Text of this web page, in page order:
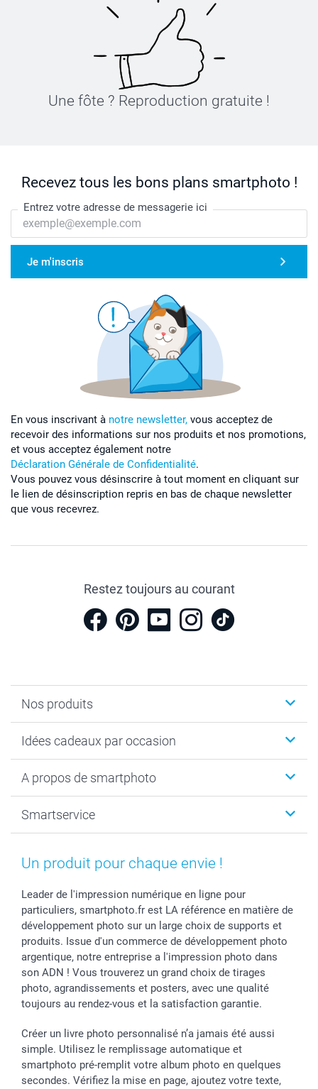
Une fôte ? Reproduction gratuite !
Recevez tous les bons plans smartphoto !
Entrez votre adresse de messagerie ici
Je m'inscris
En vous inscrivant à notre newsletter, vous acceptez de
recevoir des informations sur nos produits et nos promotions,
et vous acceptez également notre
Déclaration Générale de Confidentialité.
Vous pouvez vous désinscrire à tout moment en cliquant sur
le lien de désinscription repris en bas de chaque newsletter
que vous recevrez.
Restez toujours au courant
Nos produits
Calendrier photo & Agenda photo
Tirage photo & agrandissement
Faire-part & Cartes
Coques smartphone
Cadres photo & accessoires déco
Dénicheur d'idées cadeau
Idées cadeaux par occasion
Anniversaire
Naissance & baptême
Fête des Mères
Communion
Baptême
Toussaint
Rentrée des classes
Saint-Valentin
Vacances
A propos de smartphoto
Plan du site
Droit de rétraction
Vie privée
Gestion des cookies
Tarifs
Partenariats & Influence
Investisseurs
Smartservice
Aide
smartfriends
Livraison
Modes de paiement
Grandes quantités
Statut de ma commande
Un produit pour chaque envie !
Leader de l'impression numérique en ligne pour
particuliers, smartphoto.fr est LA référence en matière de
développement photo sur un large choix de supports et
produits. Issue d'un commerce de développement photo
argentique, notre entreprise a l'impression photo dans
son ADN ! Vous trouverez un grand choix de tirages
photo, agrandissements et posters, avec une qualité
toujours au rendez-vous et la satisfaction garantie.
Créer un livre photo personnalisé n’a jamais été aussi
simple. Utilisez le remplissage automatique et
smartphoto pré-remplit votre album photo en quelques
secondes. Vérifiez la mise en page, ajoutez votre texte,